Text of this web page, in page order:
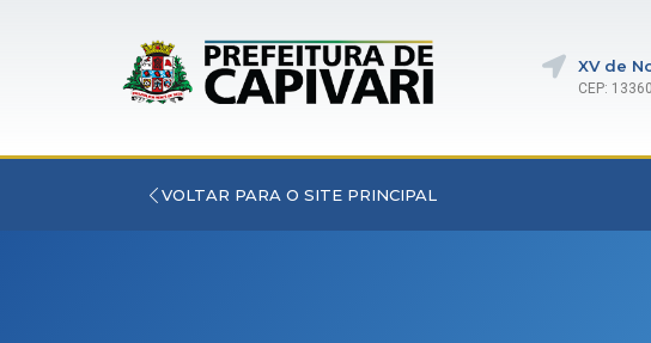
XV de
CEP:
VOLTAR PARA O SITE PRINCIPAL